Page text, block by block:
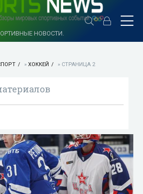
НОВОСТИ.
» ХОККЕЙ » СТРАНИЦА 2